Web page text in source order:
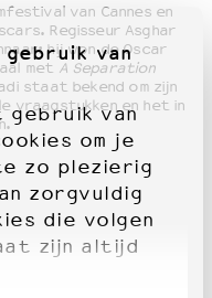
van
gebruik van
om je
zo plezierig
zorgvuldig
die volgen
zijn altijd
van Cannes en
Regisseur Asghar
hij won de Oscar
met A Separation
staat bekend om zijn
vraagstukken en het in